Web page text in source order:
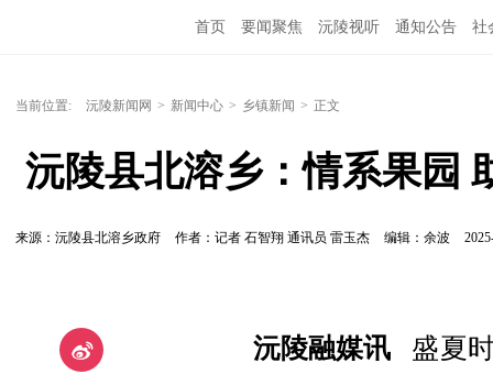
首页 要闻聚焦 沅陵视听 通知公告 社
当前位置: 沅陵新闻网 > 新闻中心 > 乡镇新闻 > 正文
沅陵县北溶乡：情系果园
来源：沅陵县北溶乡政府 作者：记者 石智翔 通讯员 雷玉杰 编辑：余波
沅陵融媒讯 盛夏